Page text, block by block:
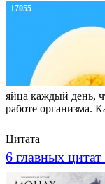
17055
яйца каждый день,
работе организма.
Цитата
6 главных